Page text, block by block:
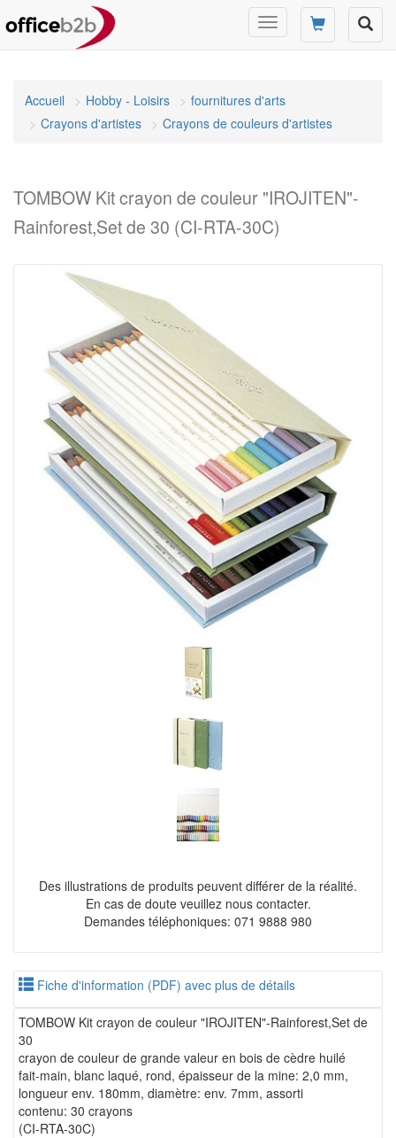
Changer
mode
Accueil
Hobby - Loisirs
fournitures d'arts
Crayons d'artistes
Crayons de couleurs d'artistes
TOMBOW Kit crayon de couleur "IROJITEN"-
Rainforest,Set de 30 (CI-RTA-30C)
Des illustrations de produits peuvent différer de la réalité.
En cas de doute veuillez nous contacter.
Demandes téléphoniques: 071 9888 980
Fiche d'information (PDF) avec plus de détails
TOMBOW Kit crayon de couleur "IROJITEN"-Rainforest,Set de
30
crayon de couleur de grande valeur en bois de cèdre huilé
fait-main, blanc laqué, rond, épaisseur de la mine: 2,0 mm,
longueur env. 180mm, diamètre: env. 7mm, assorti
contenu: 30 crayons
(CI-RTA-30C)